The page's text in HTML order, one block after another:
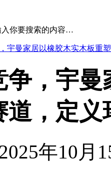
入你要搜索的内容…
宇曼家居以橡胶木实木板重
争，宇
道，定
年10月